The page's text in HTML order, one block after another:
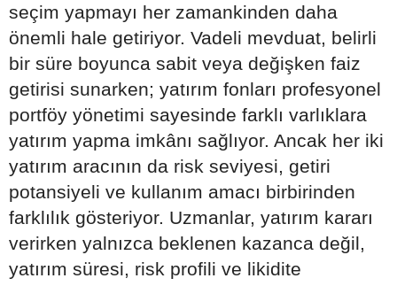
seçim yapmayı her zamankinden daha
önemli hale getiriyor. Vadeli mevduat, belirli
bir süre boyunca sabit veya değişken faiz
getirisi sunarken; yatırım fonları profesyonel
portföy yönetimi sayesinde farklı varlıklara
yatırım yapma imkânı sağlıyor. Ancak her iki
yatırım aracının da risk seviyesi, getiri
potansiyeli ve kullanım amacı birbirinden
farklılık gösteriyor. Uzmanlar, yatırım kararı
verirken yalnızca beklenen kazanca değil,
yatırım süresi, risk profili ve likidite